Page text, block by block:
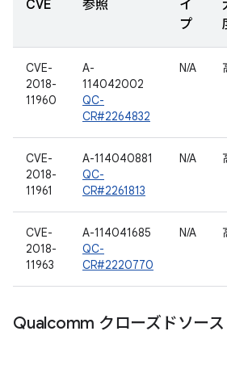
CVE 参照
イ
プ
CVE-
2018-
11960
A-
114042002
QC-
CR#2264832
N/A
CVE-
2018-
11961
A-114040881
QC-
CR#2261813
N/A
CVE-
2018-
11963
A-114041685
QC-
CR#2220770
N/A
Qualcomm クローズドソー